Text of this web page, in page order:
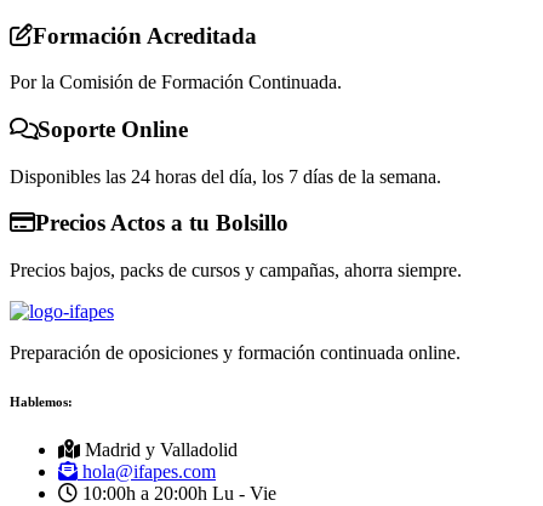
Formación Acreditada
Por la Comisión de Formación Continuada.
Soporte Online
Disponibles las 24 horas del día, los 7 días de la semana.
Precios Actos a tu Bolsillo
Precios bajos, packs de cursos y campañas, ahorra siempre.
Preparación de oposiciones y formación continuada online.
Hablemos:
Madrid y Valladolid
hola@ifapes.com
10:00h a 20:00h Lu - Vie